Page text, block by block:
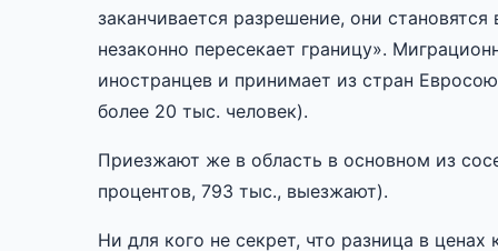
заканчивается разрешение, они
незаконно пересекает границу».
иностранцев и принимает из стран
более 20 тыс. человек).
Приезжают же в область в основном из
процентов, 793 тыс., выезжают).
Ни для кого не секрет, что разница в